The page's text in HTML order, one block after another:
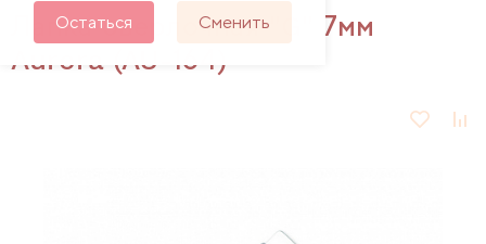
Остаться Сменить
Лапка оверлочная "G" 7мм
Aurora (AU-164)